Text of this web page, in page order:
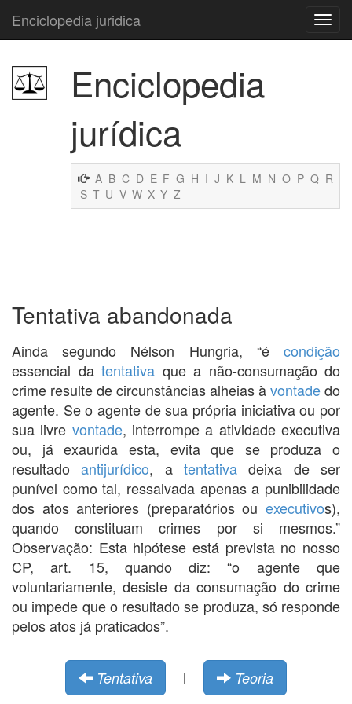
Enciclopedia juridica
Enciclopedia
jurídica
A B C D E F G H I J K L M N O P Q R
S T U V W X Y Z
Tentativa abandonada
Ainda segundo Nélson Hungria, “é condição
essencial da tentativa que a não-consumação do
crime resulte de circunstâncias alheias àvontadedo
agente. Se o agente de sua própria iniciativa ou por
sua livre vontade, interrompe a atividade executiva
ou, já exaurida esta, evita que se produza o
resultadoantijurídico, atentativa deixa de ser
punível como tal, ressalvada apenas a punibilidade
dos atos anteriores (preparatórios ou executivos),
quando constituam crimes por si mesmos.”
Observação: Esta hipótese está prevista no nosso
CP, art. 15, quando diz: “o agente que
voluntariamente, desiste da consumação do crime
ou impede que o resultado se produza, só responde
pelos atos já praticados”.
Tentativa | Teoria